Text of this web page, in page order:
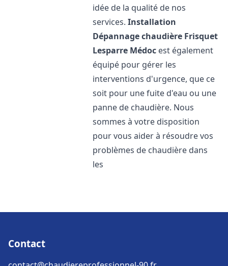
idée de la qualité de nos
services.Installation
Dépannage chaudière Frisquet
Lesparre Médoc est également
équipé pour gérer les
interventions d'urgence, que ce
soit pour une fuite d'eau ou une
panne de chaudière. Nous
sommes à votre disposition
pour vous aider à résoudre vos
problèmes de chaudière dans
les
Contact